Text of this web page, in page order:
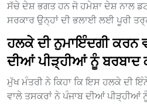
ਸੱਚੇ ਦੇਸ਼ ਭਗਤ ਹਨ ਜੋ ਹਮੇਸ਼ਾ ਦੇਸ਼ ਨਾਲ
ਸਰਕਾਰ ਉਨ੍ਹਾਂ ਦੀ ਭਲਾਈ ਲਈ ਪੂਰੀ
ਹਲਕੇ ਦੀ ਨੁਮਾਇੰਦਗੀ ਕਰਨ
ਦੀਆਂ ਪੀੜ੍ਹੀਆਂ ਨੂੰ ਬਰਬਾਦ
ਮੁੱਖ ਮੰਤਰੀ ਨੇ ਕਿਹਾ ਕਿ ਇਸ ਹਲਕੇ ਦੀ
ਵਾਲੇ ਤਸਕਰਾਂ ਨੇ ਪੰਜਾਬ ਦੀਆਂ ਪੀੜ੍ਹੀਆਂ